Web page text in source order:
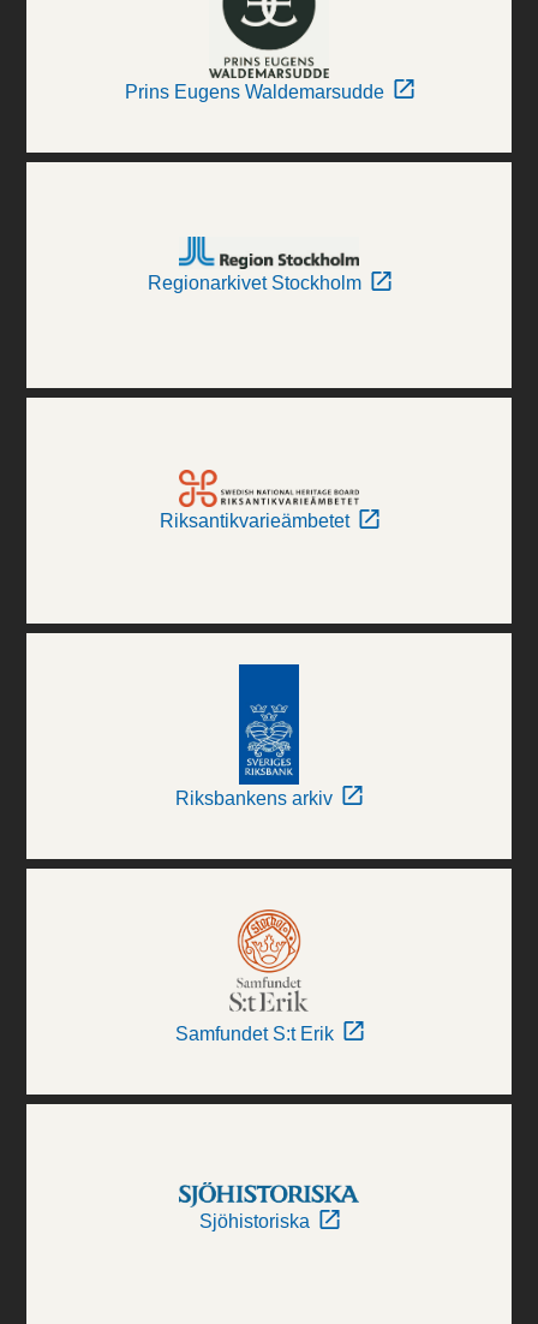
Prins Eugens Waldemarsudde
Regionarkivet Stockholm
Riksantikvarieämbetet
Riksbankens arkiv
Samfundet S:t Erik
Sjöhistoriska